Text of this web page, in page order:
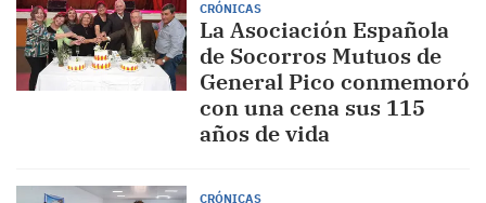
CRÓNICAS
La Asociación Española
de Socorros Mutuos de
General Pico conmemoró
con una cena sus 115
años de vida
CRÓNICAS